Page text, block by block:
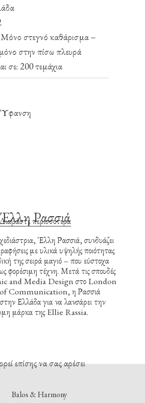
στεγνό καθάρισμα –
στην πίσω πλευρά
σε: 200 τεμάχια
Έλλη Ρασσιά
Διαβάστε περισσότερα
Έλλη Ρασσιά, συνδυάζει
με υλικά υψηλής ποιότητας
της σειρά μαγιό – που εύστοχα
φορέσιμη τέχνη. Μετά τις σπουδές
and Media Design στο London
Communication, η Ρασσιά
Ελλάδα για να λανσάρει την
μάρκα της Ellie Rassia.
επίσης να σας αρέσει